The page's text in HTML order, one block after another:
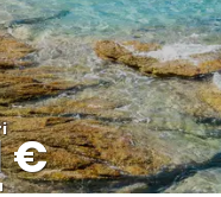
€